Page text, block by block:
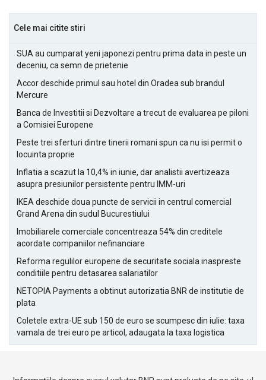
Cele mai citite stiri
SUA au cumparat yeni japonezi pentru prima data in peste un
deceniu, ca semn de prietenie
Accor deschide primul sau hotel din Oradea sub brandul
Mercure
Banca de Investitii si Dezvoltare a trecut de evaluarea pe piloni
a Comisiei Europene
Peste trei sferturi dintre tinerii romani spun ca nu isi permit o
locuinta proprie
Inflatia a scazut la 10,4% in iunie, dar analistii avertizeaza
asupra presiunilor persistente pentru IMM-uri
IKEA deschide doua puncte de servicii in centrul comercial
Grand Arena din sudul Bucurestiului
Imobiliarele comerciale concentreaza 54% din creditele
acordate companiilor nefinanciare
Reforma regulilor europene de securitate sociala inaspreste
conditiile pentru detasarea salariatilor
NETOPIA Payments a obtinut autorizatia BNR de institutie de
plata
Coletele extra-UE sub 150 de euro se scumpesc din iulie: taxa
vamala de trei euro pe articol, adaugata la taxa logistica